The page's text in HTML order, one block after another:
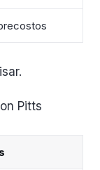
Pitts